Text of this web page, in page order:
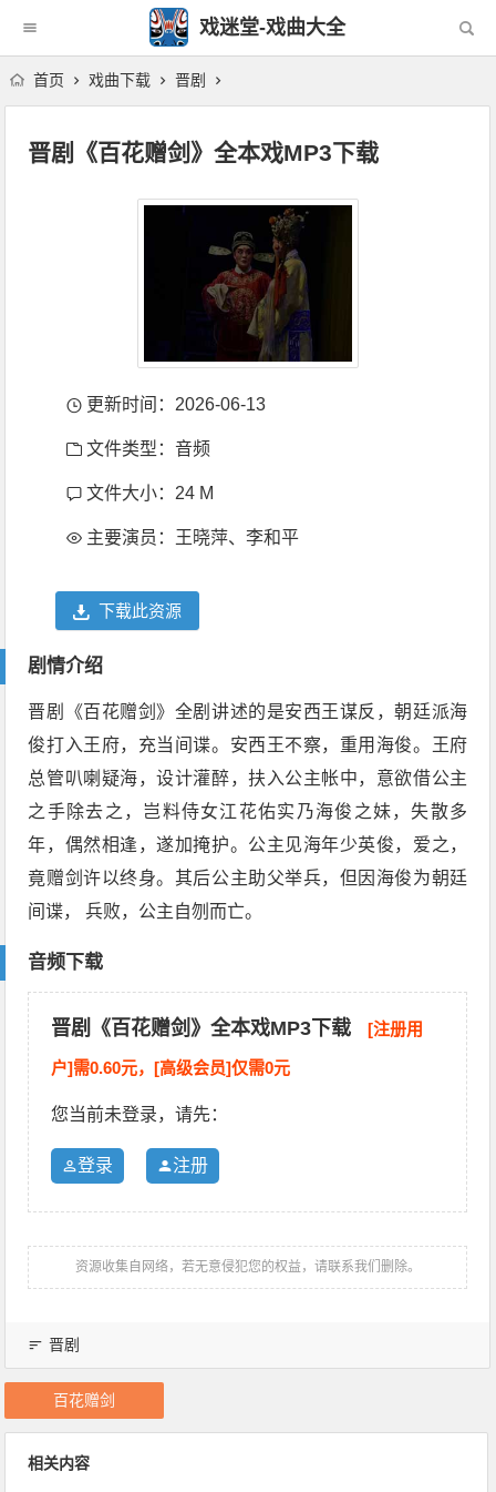
戏迷堂-戏曲大全
首页 戏曲下载 晋剧
晋剧《百花赠剑》全本戏MP3下载
更新时间：2026-06-13
文件类型：音频
文件大小：24 M
主要演员：王晓萍、李和平
下载此资源
剧情介绍
晋剧《百花赠剑》全剧讲述的是安西王谋反，朝廷派海
俊打入王府，充当间谍。安西王不察，重用海俊。王府
总管叭喇疑海，设计灌醉，扶入公主帐中，意欲借公主
之手除去之，岂料侍女江花佑实乃海俊之妹，失散多
年，偶然相逢，遂加掩护。公主见海年少英俊，爱之，
竟赠剑许以终身。其后公主助父举兵，但因海俊为朝廷
间谍， 兵败，公主自刎而亡。
音频下载
晋剧《百花赠剑》全本戏MP3下载 [注册用
户]需0.60元，[高级会员]仅需0元
您当前未登录，请先：
登录 注册
资源收集自网络，若无意侵犯您的权益，请联系我们删除。
晋剧
百花赠剑
相关内容